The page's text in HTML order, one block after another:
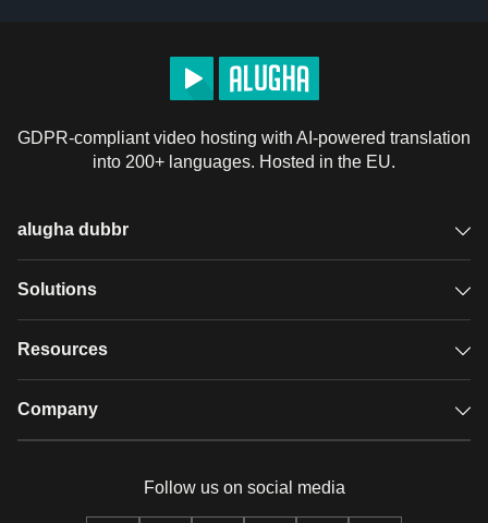
GDPR-compliant video hosting with AI-powered translation
into 200+ languages. Hosted in the EU.
alugha dubbr
Overview
Glossary
Solutions
GDPR video hosting
Resources
Case studies
Company
Our team
Follow us on social media